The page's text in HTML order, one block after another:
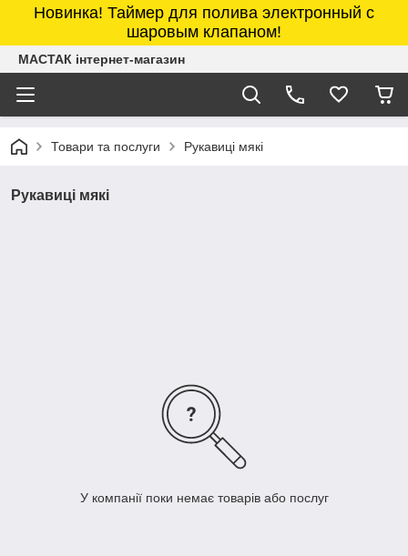
Новинка! Таймер для полива электронный с
шаровым клапаном!
МАСТАК інтернет-магазин
Товари та послуги Рукавиці мякі
Рукавиці мякі
У компанії поки немає товарів або послуг